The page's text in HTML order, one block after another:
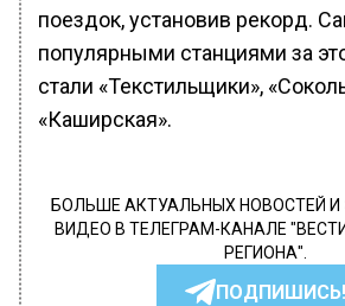
поездок, установив рекорд.
популярными станциями за
стали «Текстильщики»,
«Каширская».
БОЛЬШЕ АКТУАЛЬНЫХ НОВОСТЕЙ
ВИДЕО В ТЕЛЕГРАМ-КАНАЛЕ
РЕГИОНА".
ПОДПИШИСЬ!